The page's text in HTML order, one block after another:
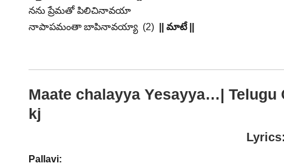
నను ప్రేమతో పిలిచినావయా
నాపాపమంతా బాపినావయ్యా (2) || మాటే ||
Maate chalayya Yesayya…|
kj
Pallavi: